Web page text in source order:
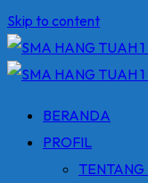
Skip to content
BERANDA
PROFIL
TENTANG